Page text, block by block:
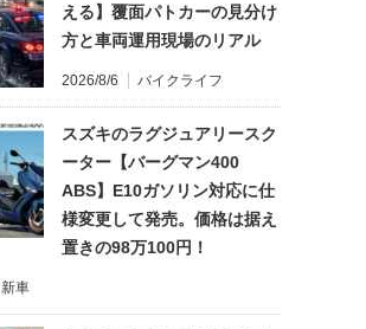
える】覆面パトカーの見分け
方と車両運用現場のリアル
2026/8/6 バイクライフ
スズキのラグジュアリースク
ーター【バーグマン400
ABS】E10ガソリン対応に仕
様変更して発売。価格は据え
置きの98万100円！
新車